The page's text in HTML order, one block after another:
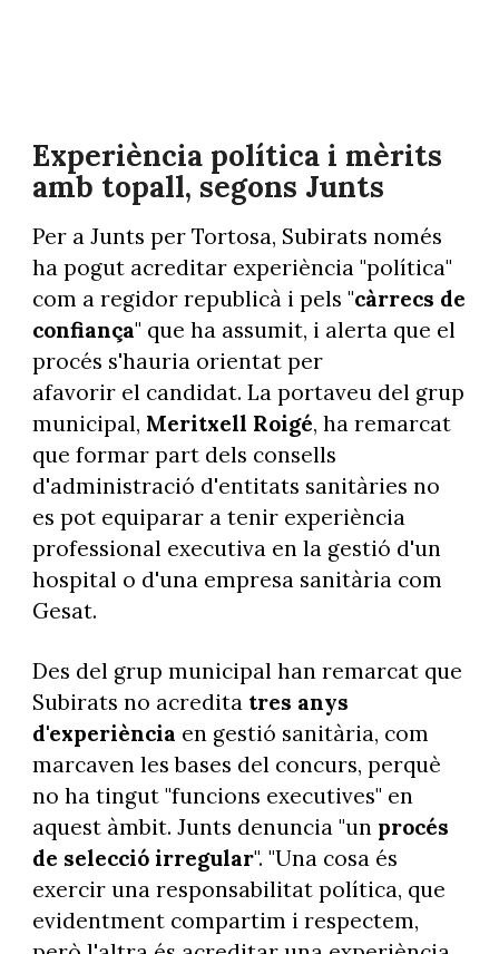
Experiència política i mèrits
amb topall, segons Junts
Per a Junts per Tortosa, Subirats només
ha pogut acreditar experiència "política"
com a regidor republicà i pels "càrrecs de
confiança" que ha assumit, i alerta que el
procés s'hauria orientat per
afavorir el candidat. La portaveu del grup
municipal, Meritxell Roigé, ha remarcat
que formar part dels consells
d'administració d'entitats sanitàries no
es pot equiparar a tenir experiència
professional executiva en la gestió d'un
hospital o d'una empresa sanitària com
Gesat.
Des del grup municipal han remarcat que
Subirats no acreditatres anys
d'experiència en gestió sanitària, com
marcaven les bases del concurs, perquè
no ha tingut "funcions executives" en
aquest àmbit. Junts denuncia "unprocés
de selecció irregular". "Una cosa és
exercir una responsabilitat política, que
evidentment compartim i respectem,